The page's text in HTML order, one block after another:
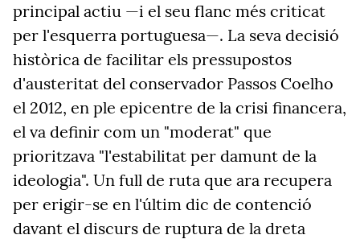
principal actiu —i el seu flanc més criticat
per l'esquerra portuguesa—. La seva decisió
històrica de facilitar els pressupostos
d'austeritat del conservador Passos Coelho
el 2012, en ple epicentre de la crisi financera,
el va definir com un "moderat" que
prioritzava "l'estabilitat per damunt de la
ideologia". Un full de ruta que ara recupera
per erigir-se en l'últim dic de contenció
davant el discurs de ruptura de la dreta